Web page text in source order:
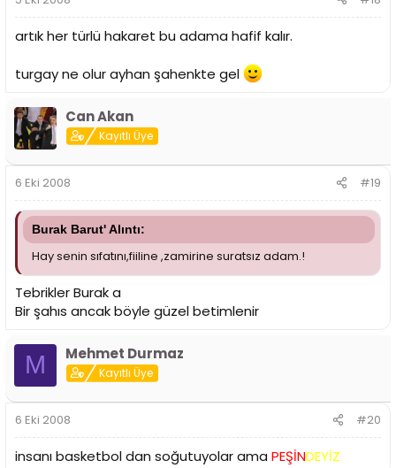
artık her türlü hakaret bu adama hafif kalır.
turgay ne olur ayhan şahenkte gel
Can Akan
Kayıtlı Üye
6 Eki 2008 #19
Burak Barut' Alıntı:
Hay senin sıfatını,fiiline ,zamirine suratsız adam.!
Tebrikler Burak a
Bir şahıs ancak böyle güzel betimlenir
M Mehmet Durmaz
Kayıtlı Üye
6 Eki 2008 #20
insanı basketbol dan soğutuyolar ama PEŞİNDEYİZ